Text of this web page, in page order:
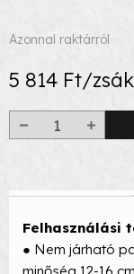
Azonnal raktárról
5 814 Ft/zsák
Felhasználási
● Nem járható